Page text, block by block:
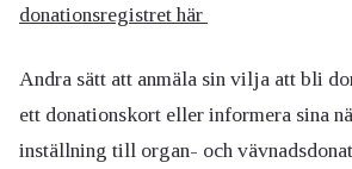
donationsregistret här
Andra sätt att anmäla sin vilja att bli
ett donationskort eller informera sina
inställning till organ- och